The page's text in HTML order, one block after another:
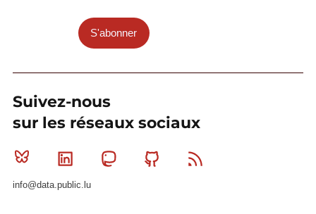
S'abonner
Suivez-nous
sur les réseaux sociaux
Bluesky Linkedin MastodonGithub
info@data.public.lu